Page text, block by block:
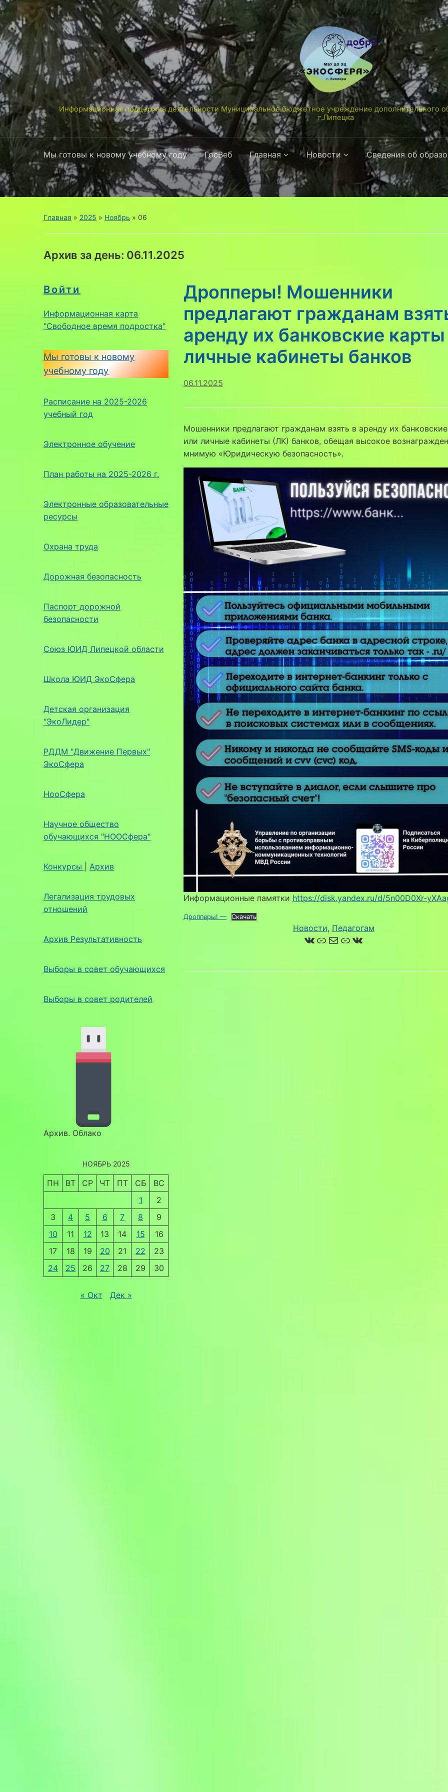
Информационная поддержка деятельности Муниципальное бюджетное учреждение дополнительного
г.Липецка
Мы готовы к новому учебному году ГосВеб Главная Новости Сведения об
Главная » 2025 » Ноябрь » 06
Архив за день: 06.11.2025
Войти
Информационная карта
"Свободное время подростка"
Мы готовы к новому
учебному году
Расписание на 2025-2026
учебный год
Электронное обучение
План работы на 2025-2026 г.
Электронные образовательные
ресурсы
Охрана труда
Дорожная безопасность
Паспорт дорожной
безопасности
Союз ЮИД Липецкой области
Школа ЮИД ЭкоСфера
Детская организация
"ЭкоЛидер"
РДДМ "Движение Первых"
ЭкоСфера
НооСфера
Научное общество
обучающихся "НООСфера"
Конкурсы Архив
Легализация трудовых
отношений
Архив Результативность
Выборы в совет обучающихся
Выборы в совет родителей
Архив. Облако
НОЯБРЬ 2025
ПН ВТ СР ЧТ ПТ СБ
ВС
1
2
3
4 5 6 7 8
9
10
11 12 13 14 15
16
17
18 19 20 21 22
23
24
25 26 27 28 29 30
« Окт Дек »
Дропперы! Мошенники
предлагают гражданам
аренду их банковские
личные кабинеты банков
06.11.2025
Мошенники предлагают гражданам взять в аренду их
или личные кабинеты (ЛК) банков, обещая высокое
мнимую «Юридическую безопасность».
Информационные памятки https://disk.yandex.ru/d/5n00D0Xr-
Дропперы! — Скачать
Новости, Педагогам
ВКонтакте
Ссылка
Почта
Ссылка
ВКонтакте